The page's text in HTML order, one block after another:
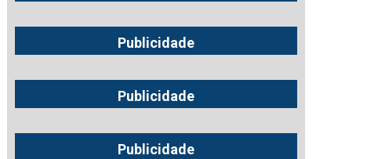
Publicidade
Publicidade
Publicidade